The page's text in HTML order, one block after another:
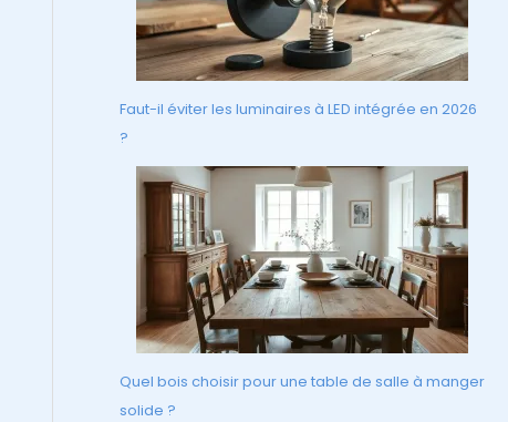
Faut-il éviter les luminaires à LED intégrée en 2026
?
Quel bois choisir pour une table de salle à manger
solide ?